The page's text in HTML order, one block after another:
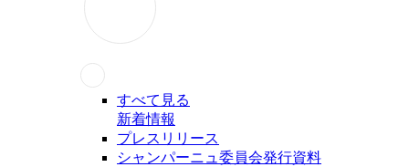
すべて見る
新着情報
プレスリリース
シャンパーニュ委員会発行資料